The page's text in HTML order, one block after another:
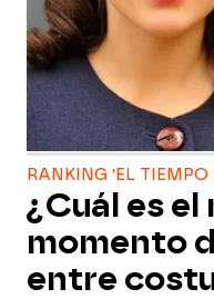
RANKING 'EL
¿Cuál es el
momento
entre